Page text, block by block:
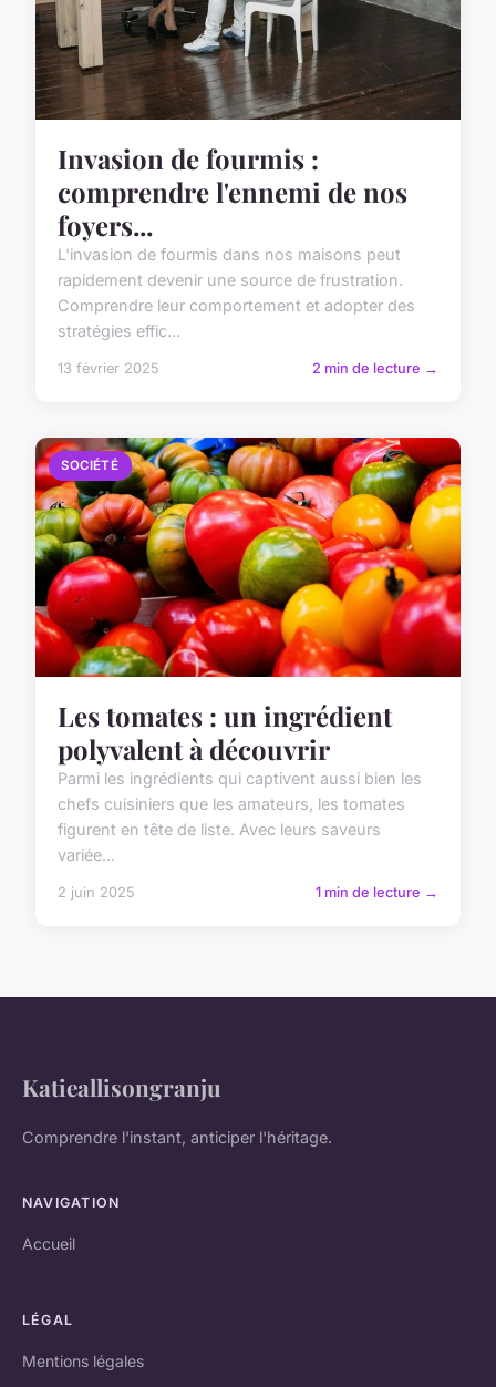
Invasion de fourmis :
comprendre l'ennemi de nos
foyers...
L'invasion de fourmis dans nos maisons peut
rapidement devenir une source de frustration.
Comprendre leur comportement et adopter des
stratégies effic...
13 février 2025 2 min de lecture →
SOCIÉTÉ
Les tomates : un ingrédient
polyvalent à découvrir
Parmi les ingrédients qui captivent aussi bien les
chefs cuisiniers que les amateurs, les tomates
figurent en tête de liste. Avec leurs saveurs
variée...
2 juin 2025 1 min de lecture →
Katieallisongranju
Comprendre l'instant, anticiper l'héritage.
NAVIGATION
Accueil
LÉGAL
Mentions légales